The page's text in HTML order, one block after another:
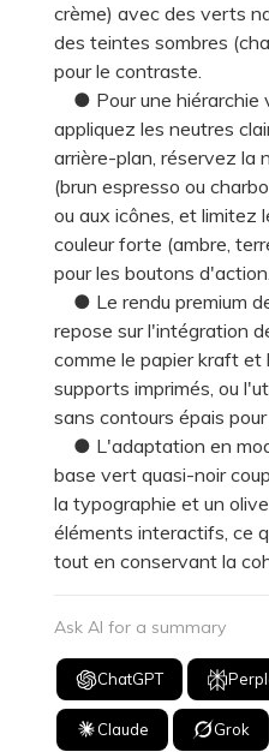
crème) avec des verts
des teintes sombres
pour le contraste.
● Pour une hiérarchie
appliquez les neutres
arrière-plan, réservez la
(brun espresso ou
ou aux icônes, et limitez
couleur forte (ambre,
pour les boutons d'action.
● Le rendu premium
repose sur l'intégration
comme le papier kraft et
supports imprimés, ou
sans contours épais
● L'adaptation en
base vert quasi-noir
la typographie et un
éléments interactifs, ce
tout en conservant la
Ask AI for a summary
ChatGPT
Claude Grok